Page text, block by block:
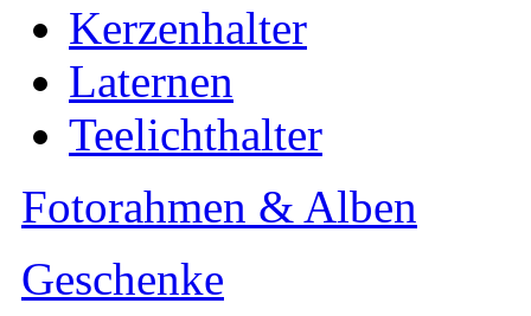
Kerzenhalter
Laternen
Teelichthalter
Fotorahmen & Alben
Geschenke